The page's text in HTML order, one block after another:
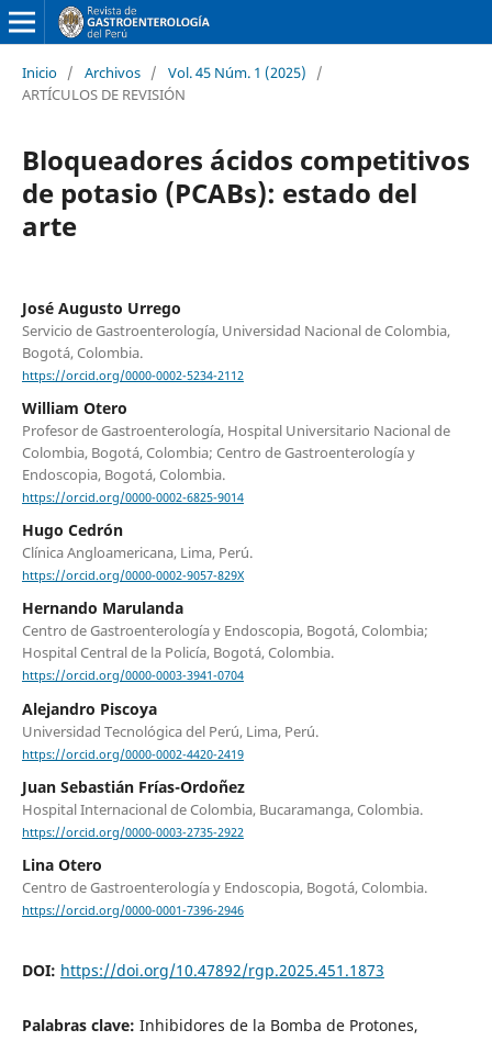
Inicio / Archivos / Vol. 45 Núm. 1 (2025)
/
ARTÍCULOS DE REVISIÓN
Bloqueadores ácidos competitivos
de potasio (PCABs): estado del
arte
José Augusto Urrego
Servicio de Gastroenterología, Universidad Nacional de Colombia,
Bogotá, Colombia.
https://orcid.org/0000-0002-5234-2112
William Otero
Profesor de Gastroenterología, Hospital Universitario Nacional de
Colombia, Bogotá, Colombia; Centro de Gastroenterología y
Endoscopia, Bogotá, Colombia.
https://orcid.org/0000-0002-6825-9014
Hugo Cedrón
Clínica Angloamericana, Lima, Perú.
https://orcid.org/0000-0002-9057-829X
Hernando Marulanda
Centro de Gastroenterología y Endoscopia, Bogotá, Colombia;
Hospital Central de la Policía, Bogotá, Colombia.
https://orcid.org/0000-0003-3941-0704
Alejandro Piscoya
Universidad Tecnológica del Perú, Lima, Perú.
https://orcid.org/0000-0002-4420-2419
Juan Sebastián Frías-Ordoñez
Hospital Internacional de Colombia, Bucaramanga, Colombia.
https://orcid.org/0000-0003-2735-2922
Lina Otero
Centro de Gastroenterología y Endoscopia, Bogotá, Colombia.
https://orcid.org/0000-0001-7396-2946
DOI: https://doi.org/10.47892/rgp.2025.451.1873
Palabras clave: Inhibidores de la Bomba de Protones,